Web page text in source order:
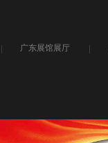
广东展馆展厅